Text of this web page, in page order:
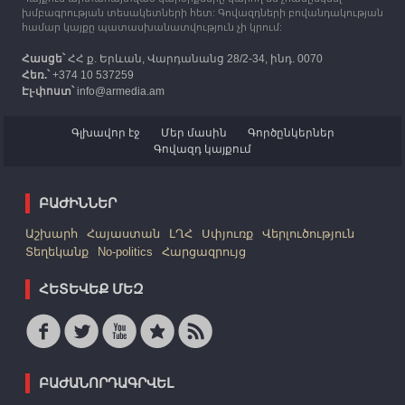
խմբագրության տեսակետների հետ: Գովազդների բովանդակության
համար կայքը պատասխանատվություն չի կրում:
Հասցե՝ՀՀ ք. Երևան, Վարդանանց 28/2-34, ինդ. 0070
Հեռ.՝+374 10 537259
Էլ-փոստ՝info@armedia.am
Գլխավոր էջ Մեր մասին
Գործընկերներ
Գովազդ կայքում
ԲԱԺԻՆՆԵՐ
Աշխարհ Հայաստան ԼՂՀ Սփյուռք
Վերլուծություն
Տեղեկանք
No-politics Հարցազրույց
ՀԵՏԵՎԵՔ ՄԵԶ
ԲԱԺԱՆՈՐԴԱԳՐՎԵԼ